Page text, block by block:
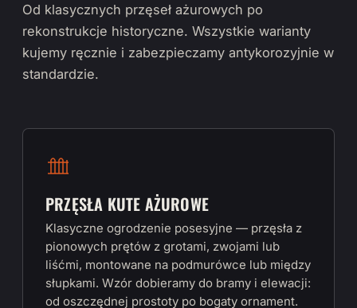
Od klasycznych przęseł ażurowych po
rekonstrukcje historyczne. Wszystkie warianty
kujemy ręcznie i zabezpieczamy antykorozyjnie w
standardzie.
PRZĘSŁA KUTE AŻUROWE
Klasyczne ogrodzenie posesyjne — przęsła z
pionowych prętów z grotami, zwojami lub
liśćmi, montowane na podmurówce lub między
słupkami. Wzór dobieramy do bramy i elewacji:
od oszczędnej prostoty po bogaty ornament.